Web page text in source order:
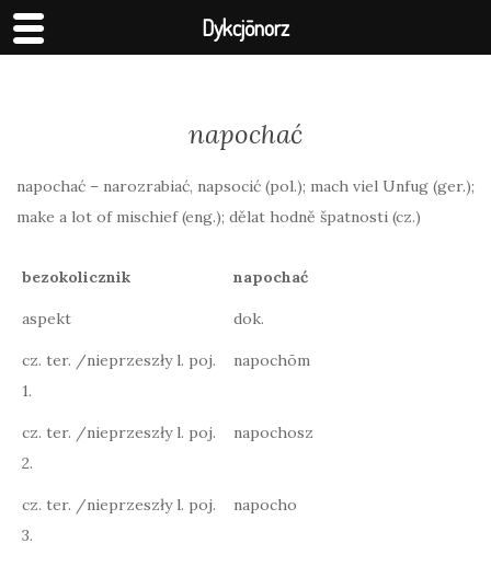
napochać
napochać – narozrabiać, napsocić (pol.); mach viel Unfug (ger.);
make a lot of mischief (eng.); dělat hodně špatnosti (cz.)
bezokolicznik napochać
aspekt dok.
cz. ter. /nieprzeszły l. poj.
1.
napochōm
cz. ter. /nieprzeszły l. poj.
2.
napochosz
cz. ter. /nieprzeszły l. poj.
3.
napocho
Dykcjōnorz